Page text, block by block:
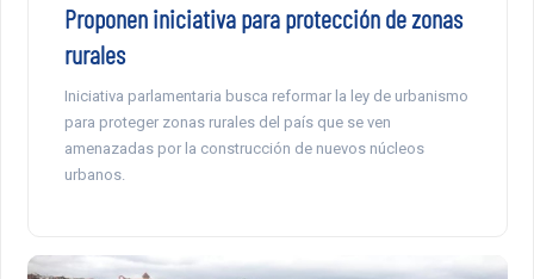
Proponen iniciativa para protección de zonas
rurales
Iniciativa parlamentaria busca reformar la ley de urbanismo
para proteger zonas rurales del país que se ven
amenazadas por la construcción de nuevos núcleos
urbanos.